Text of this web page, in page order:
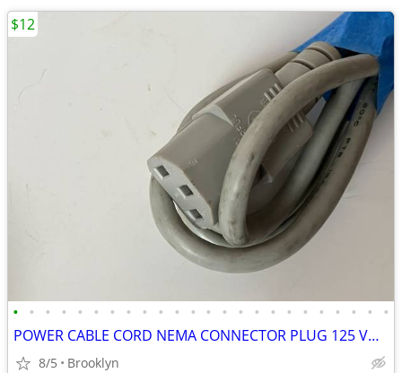
• • • • • • • • • • • • • • • • • • • • • • • •
POWER CABLE CORD NEMA CONNECTOR PLUG 125 VOLT PVC INSULATION 5FT BLACK
8/5 Brooklyn
$12